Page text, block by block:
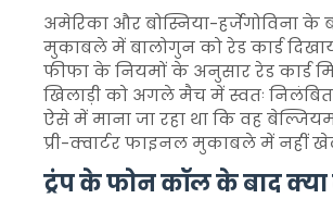
अमेरिका और बोस्निया-हर्जेगोविना
मुकाबले में बालोगुन को रेड कार्ड
फीफा के नियमों के अनुसार रेड कार्ड
खिलाड़ी को अगले मैच में स्वतः निलंबित
ऐसे में माना जा रहा था कि वह
प्री-क्वार्टर फाइनल मुकाबले में नहीं
ट्रंप के फोन कॉल के बाद